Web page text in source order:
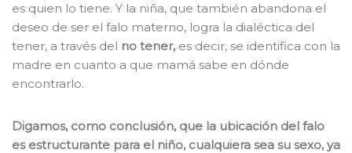
es quien lo tiene. Y la niña, que también abandona el
deseo de ser el falo materno, logra la dialéctica del
tener, a través del no tener, es decir, se identifica con la
madre en cuanto a que mamá sabe en dónde
encontrarlo.
Digamos, como conclusión, que la ubicación del falo
es estructurante para el niño, cualquiera sea su sexo, ya